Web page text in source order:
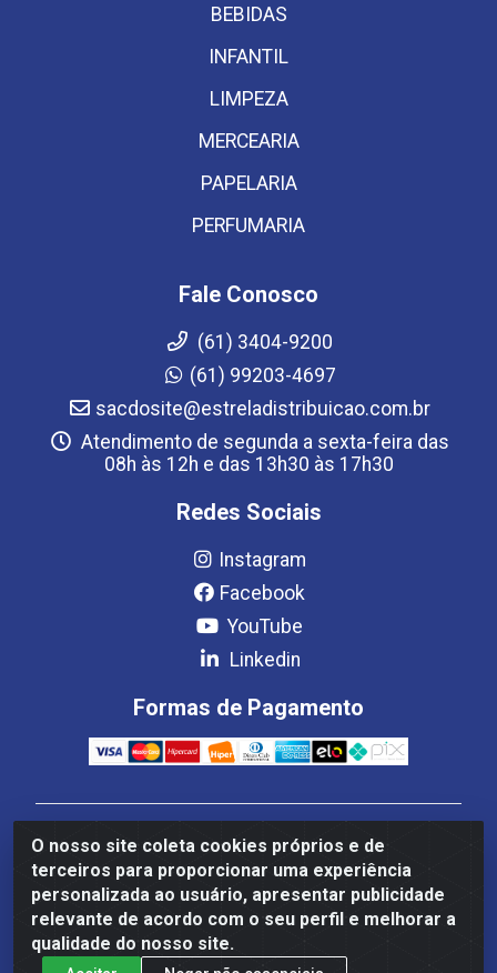
O nosso site coleta cookies próprios e de
terceiros para proporcionar uma experiência
personalizada ao usuário, apresentar publicidade
relevante de acordo com o seu perfil e melhorar a
qualidade do nosso site.
BEBIDAS
INFANTIL
LIMPEZA
MERCEARIA
PAPELARIA
PERFUMARIA
Fale Conosco
(61) 3404-9200
(61) 99203-4697
sacdosite@estreladistribuicao.com.br
Atendimento de segunda a sexta-feira das
08h às 12h e das 13h30 às 17h30
Redes Sociais
Instagram
Facebook
YouTube
Linkedin
Formas de Pagamento
Estrela Distribuição LTDA - CNPJ 08.691.096/0001-93 -
Setor Setor de Industria Qi 22 Lt 7, 9, 11, 13, 14 Ao 32,
S/NC - Setor Industrial Ceilândia, Brasília/DF - CEP
72265-220